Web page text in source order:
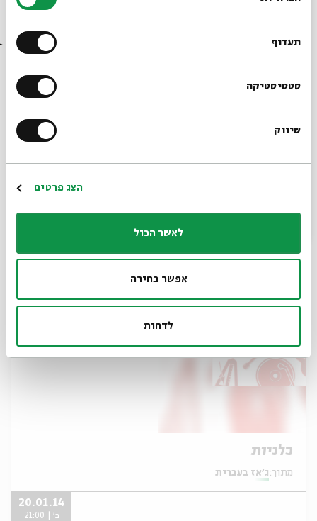
תעדוף
סטטיסטיקה
שיווק
הצג פרטים
לאשר הכול
אפשר בחירה
לדחות
ד' | 21:00
ד' | 21:00
כלניות
מתוך: ג'אז בעברית
20.01.14
ב' | 21:00